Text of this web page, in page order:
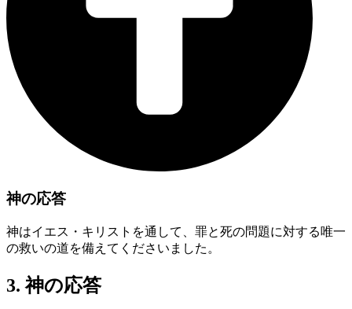
神の応答
神はイエス・キリストを通して、罪と死の問題に対する唯一
の救いの道を備えてくださいました。
3. 神の応答